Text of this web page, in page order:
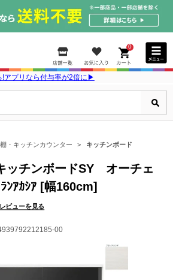
0
!アプリなら付与率が2倍に▶
・キッチンカウンター キッチンボード
ッチンボードSY オーチェ
ｱｶｼｱ [幅160cm]
レビューを見る
00